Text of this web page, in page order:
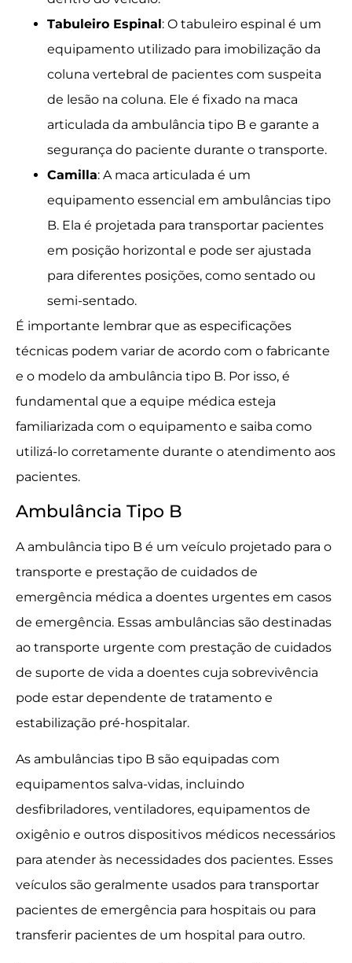
Tabuleiro Espinal: O tabuleiro espinal é um
equipamento utilizado para imobilização da
coluna vertebral de pacientes com suspeita
de lesão na coluna. Ele é fixado na maca
articulada da ambulância tipo B e garante a
segurança do paciente durante o transporte.
Camilla: A maca articulada é um
equipamento essencial em ambulâncias tipo
B. Ela é projetada para transportar pacientes
em posição horizontal e pode ser ajustada
para diferentes posições, como sentado ou
semi-sentado.
É importante lembrar que as especificações
técnicas podem variar de acordo com o fabricante
e o modelo da ambulância tipo B. Por isso, é
fundamental que a equipe médica esteja
familiarizada com o equipamento e saiba como
utilizá-lo corretamente durante o atendimento aos
pacientes.
Ambulância Tipo B
A ambulância tipo B é um veículo projetado para o
transporte e prestação de cuidados de
emergência médica a doentes urgentes em casos
de emergência. Essas ambulâncias são destinadas
ao transporte urgente com prestação de cuidados
de suporte de vida a doentes cuja sobrevivência
pode estar dependente de tratamento e
estabilização pré-hospitalar.
As ambulâncias tipo B são equipadas com
equipamentos salva-vidas, incluindo
desfibriladores, ventiladores, equipamentos de
oxigênio e outros dispositivos médicos necessários
para atender às necessidades dos pacientes. Esses
veículos são geralmente usados ​​para transportar
pacientes de emergência para hospitais ou para
transferir pacientes de um hospital para outro.